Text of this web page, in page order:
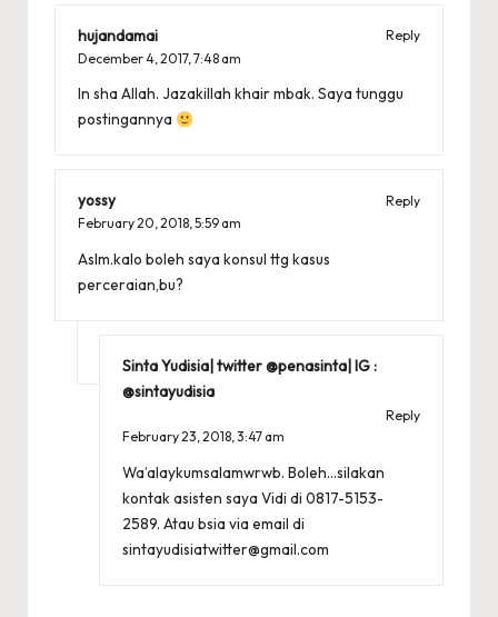
hujandamai
Reply
December 4, 2017, 7:48 am
In sha Allah. Jazakillah khair mbak. Saya tunggu
postingannya
yossy
Reply
February 20, 2018,5:59 am
Aslm.kalo boleh saya konsul ttg kasus
perceraian,bu?
Sinta Yudisia| twitter @penasinta| IG :
@sintayudisia
Reply
February 23, 2018,3:47 am
Wa’alaykumsalamwrwb. Boleh…silakan
kontak asisten saya Vidi di 0817-5153-
2589. Atau bsia via email di
sintayudisiatwitter@gmail.com